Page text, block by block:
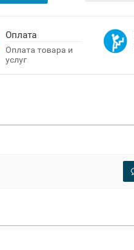
Оплата
Оплата товара и
услуг